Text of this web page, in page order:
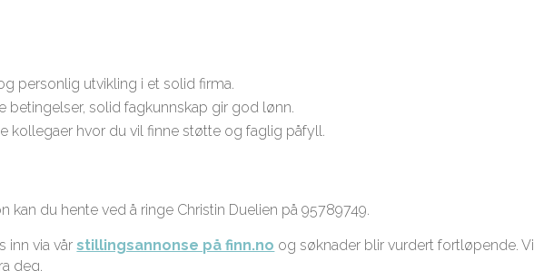
personlig utvikling i et solid firma.
betingelser, solid fagkunnskap gir god lønn.
kollegaer hvor du vil finne støtte og faglig påfyll.
kan du hente ved å ringe Christin Duelien på 95789749.
inn via vårstillingsannonse på finn.no og søknader blir vurdert fortløpende. Vi
deg.